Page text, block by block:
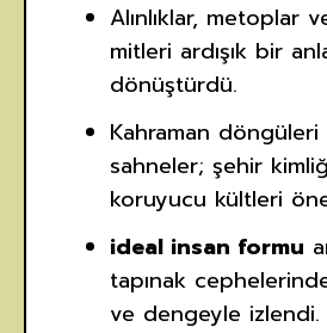
Alınlıklar, metoplar
mitleri ardışık bir
dönüştürdü.
Kahraman döngüleri
sahneler; şehir
koruyucu kültleri öne
ideal insan formu
tapınak
ve dengeyle izlendi.